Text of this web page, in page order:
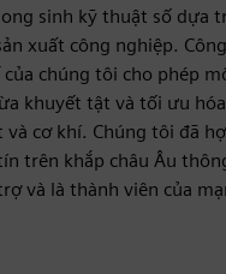
sinh kỹ thuật số dựa
xuất công nghiệp.
của chúng tôi cho phép
khuyết tật và tối ưu
và cơ khí. Chúng tôi đã
trên khắp châu Âu
và là thành viên của